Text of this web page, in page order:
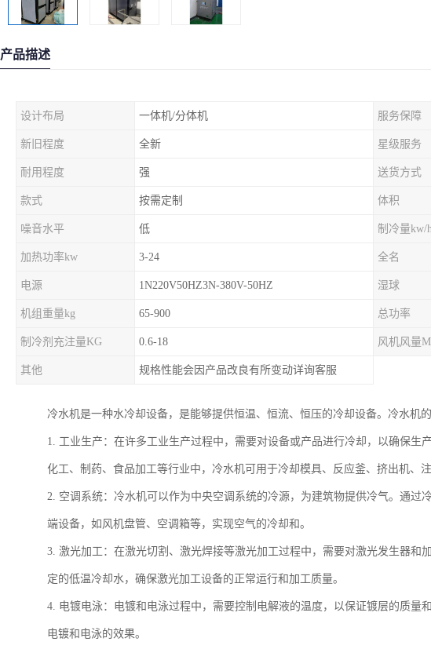
产品描述
设计布局 一体机/分体机 服务保障
新旧程度 全新 星级服务
耐用程度 强 送货方式
款式 按需定制 体积
噪音水平 低 制冷量kw/
加热功率kw 3-24 全名
电源 1N220V50HZ3N-380V-50HZ 湿球
机组重量kg 65-900 总功率
制冷剂充注量KG 0.6-18 风机风量
其他 规格性能会因产品改良有所变动详询客服
冷水机是一种水冷却设备，是能够提供恒温、恒流、恒压的冷却设备。冷水机
1. 工业生产：在许多工业生产过程中，需要对设备或产品进行冷却，以确保生
化工、制药、食品加工等行业中，冷水机可用于冷却模具、反应釜、挤出机、
2. 空调系统：冷水机可以作为中央空调系统的冷源，为建筑物提供冷气。通过
端设备，如风机盘管、空调箱等，实现空气的冷却和。
3. 激光加工：在激光切割、激光焊接等激光加工过程中，需要对激光发生器和
定的低温冷却水，确保激光加工设备的正常运行和加工质量。
4. 电镀电泳：电镀和电泳过程中，需要控制电解液的温度，以保证镀层的质量
电镀和电泳的效果。